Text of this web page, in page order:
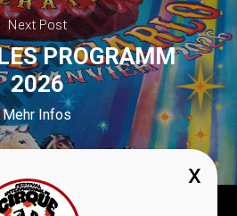
Next Post
PROGRAMM
2026
Mehr Infos